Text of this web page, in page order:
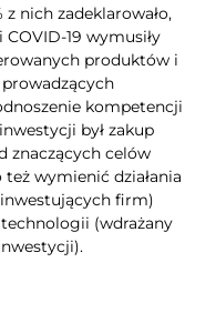
nich zadeklarowało,
19 wymusiły
produktów i
kompetencji
był zakup
znaczących celów
wymienić działania
firm)
(wdrażany